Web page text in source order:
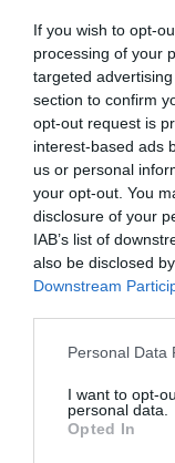
If you wish to opt-
processing of your
targeted
section to confirm
opt-out request is
interest-based ads
us or personal
your opt-out. You
disclosure of your
IAB’s list of
also be disclosed
Downstream
Please note that
not limited to your
grant or deny
use your data for
Personal Data
I want to opt-
personal data.
Opted In
Andrea szerint a
mindketten olyan
nélkülöznie
ha kislányuknak
várja már, hogy
– Nem fogom
felkelek, ha kell.
velünk aludna a